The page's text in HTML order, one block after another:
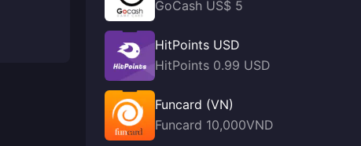
GoCash US$ 5
HitPoints USD
HitPoints 0.99 USD
Funcard (VN)
Funcard 10,000VND